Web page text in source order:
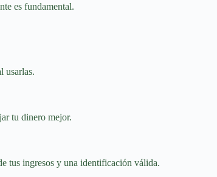
es fundamental.
usarlas.
tu dinero mejor.
tus ingresos y una identificación válida.